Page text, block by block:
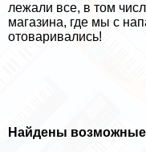
лежали все, в том
магазина, где мы с
отоваривались!
Найдены